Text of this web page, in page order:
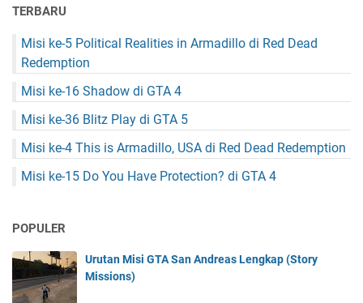
TERBARU
Misi ke-5 Political Realities in Armadillo di Red Dead
Redemption
Misi ke-16 Shadow di GTA 4
Misi ke-36 Blitz Play di GTA 5
Misi ke-4 This is Armadillo, USA di Red Dead Redemption
Misi ke-15 Do You Have Protection? di GTA 4
POPULER
Urutan Misi GTA San Andreas Lengkap (Story
Missions)